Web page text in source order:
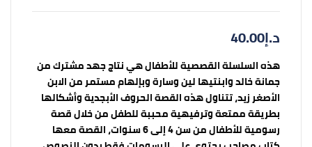
د.إ40.00
هذه السلسلة القصصية للأطفال هي نتاج جهد مشترك من
جمانة خالد وابنتيها لين وسارة وبإلهام مستمر من الابن
الأصغر زيد، تتناول هذه القصة الحروف الأبجدية وأشكالها
بطريقة ممتعة وترفيهية محببة للطفل من خلال قصة
رسومية للأطفال من سن 4 إلى 6 سنوات، القصة معها